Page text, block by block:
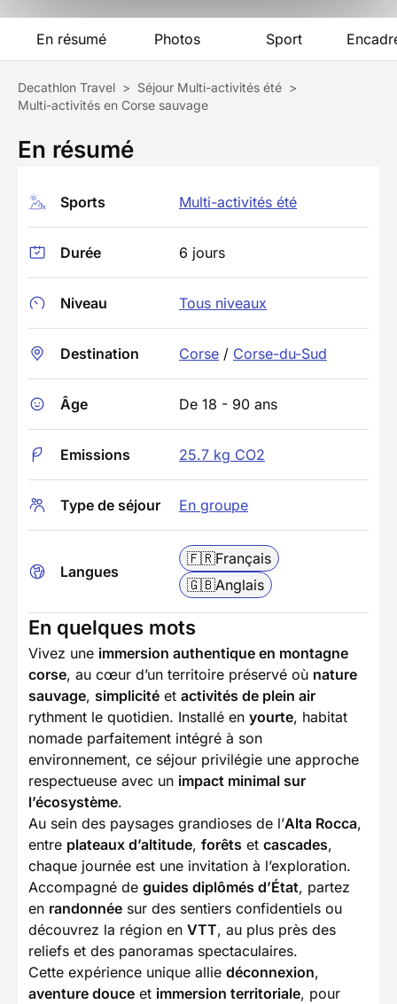
En résumé Photos Sport
Decathlon Travel > Séjour Multi-activités été >
Multi-activités en Corse sauvage
En résumé
Sports Multi-activités été
Durée 6 jours
Niveau Tous niveaux
Destination Corse / Corse-du-Sud
Âge De 18 - 90 ans
Emissions 25.7 kg CO2
Type de séjour En groupe
Langues
🇫🇷Français
🇬🇧Anglais
En quelques mots
Vivez une immersion authentique en montagne
corse, au cœur d’un territoire préservé où nature
sauvage, simplicité et activités de plein air
rythment le quotidien. Installé en yourte, habitat
nomade parfaitement intégré à son
environnement, ce séjour privilégie une approche
respectueuse avec un impact minimal sur
l’écosystème.
Au sein des paysages grandioses de l’Alta Rocca,
entre plateaux d’altitude, forêts et cascades,
chaque journée est une invitation à l’exploration.
Accompagné de guides diplômés d’État, partez
en randonnée sur des sentiers confidentiels ou
découvrez la région en VTT, au plus près des
reliefs et des panoramas spectaculaires.
Cette expérience unique allie déconnexion,
aventure douce et immersion territoriale, pour